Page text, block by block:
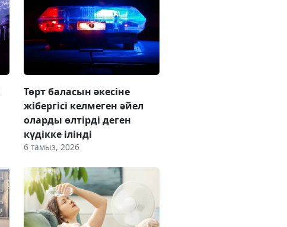
Төрт баласын әкесіне
жібергісі келмеген әйел
оларды өлтірді деген
күдікке ілінді
6 тамыз, 2026